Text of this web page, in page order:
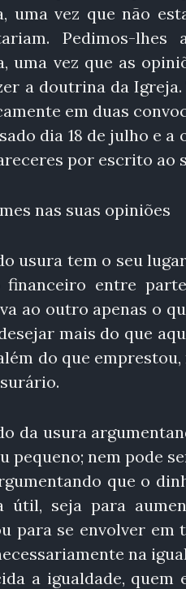
uma vez que não
Pedimos-lhes
uma vez que as
a doutrina da
em duas
dia 18 de julho e a
por escrito ao
nas suas opiniões
usura tem o seu
entre
ao outro apenas o
mais do que
do que
da usura
pequeno; nem pode
que o
útil, seja para
para se envolver em
na
a igualdade,